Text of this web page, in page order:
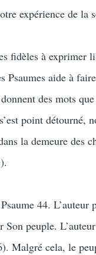
expérience de
fidèles à exprimer
Psaumes aide à
des mots
point détourné,
la demeure des
44.
peuple.
Malgré cela, le